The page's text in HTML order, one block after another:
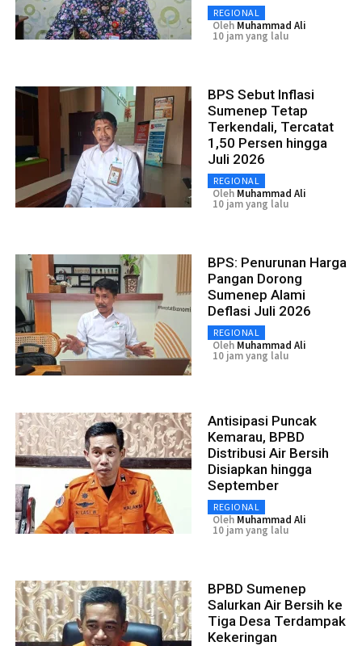
REGIONAL
Oleh Muhammad Ali
10 jam yang lalu
BPS Sebut Inflasi
Sumenep Tetap
Terkendali, Tercatat
1,50 Persen hingga
Juli 2026
REGIONAL
Oleh Muhammad Ali
10 jam yang lalu
BPS: Penurunan Harga
Pangan Dorong
Sumenep Alami
Deflasi Juli 2026
REGIONAL
Oleh Muhammad Ali
10 jam yang lalu
Antisipasi Puncak
Kemarau, BPBD
Distribusi Air Bersih
Disiapkan hingga
September
REGIONAL
Oleh Muhammad Ali
10 jam yang lalu
BPBD Sumenep
Salurkan Air Bersih ke
Tiga Desa Terdampak
Kekeringan